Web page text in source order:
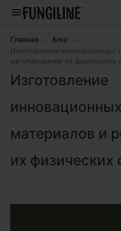
Главная
Блог
Изготовление инновационных
регулирование их физических
Изготовление
материалов и
их физических